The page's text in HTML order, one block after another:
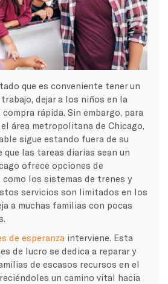
que es conveniente tener un
dejar a los niños en la
rápida. Sin embargo, para
área metropolitana de Chicago,
sigue estando fuera de su
que las tareas diarias sean un
ofrece opciones de
los sistemas de trenes y
servicios son limitados en los
a muchas familias con pocas
de esperanza interviene. Esta
de lucro se dedica a reparar y
de escasos recursos en el
un camino vital hacia